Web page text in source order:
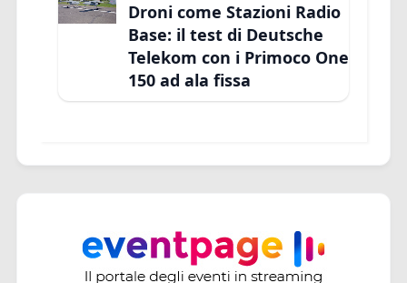
Droni come Stazioni Radio
Base: il test di Deutsche
Telekom con i Primoco One
150 ad ala fissa